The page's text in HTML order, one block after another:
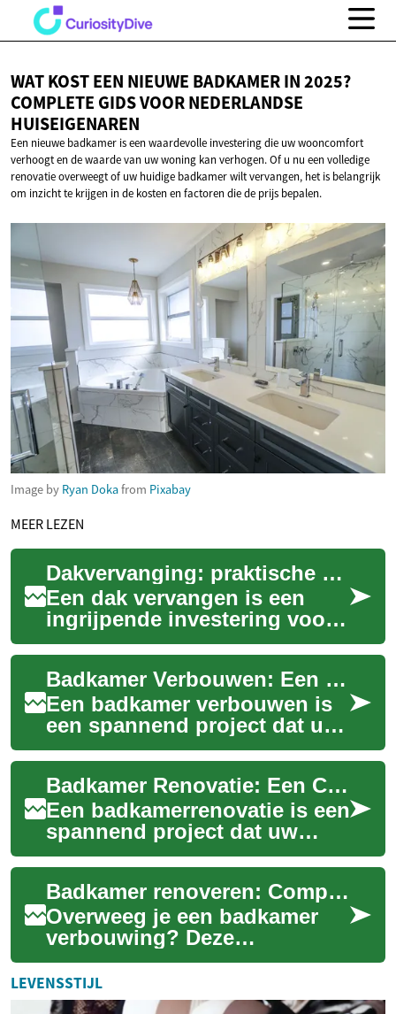
WAT KOST EEN NIEUWE BADKAMER IN 2025?
COMPLETE GIDS VOORNEDERLANDSE
HUISEIGENAREN
Een nieuwe badkamer is een waardevolle investering die uw wooncomfort
verhoogt en de waarde van uw woning kan verhogen. Of u nu een volledige
renovatie overweegt of uw huidige badkamer wilt vervangen, het is belangrijk
om inzicht te krijgen in de kosten en factoren die de prijs bepalen.
Image by Ryan Dokafrom Pixabay
MEER LEZEN
Dakvervanging: praktische gids voor huiseigenaren
Een dak vervangen is een
ingrijpende investering voor
elke woning en heeft
gevolgen voor veiligheid,
energieverbruik ...
Badkamer Verbouwen: Een Complete Gids voor Renovatie
Een badkamer verbouwen is
een spannend project dat uw
huis een frisse uitstraling kan
geven en de waarde ervan
kan ve...
Badkamer Renovatie: Een Complete Gids voor een Succesvol Project
Een badkamerrenovatie is een
spannend project dat uw
dagelijkse routine kan
transformeren en de waarde
van uw huis ka...
Badkamer renoveren: Complete gids en praktische tips
Overweeg je een badkamer
verbouwing? Deze
uitgebreide gids begeleidt je
van eerste ontwerp tot
oplevering en helpt je...
LEVENSSTIJL